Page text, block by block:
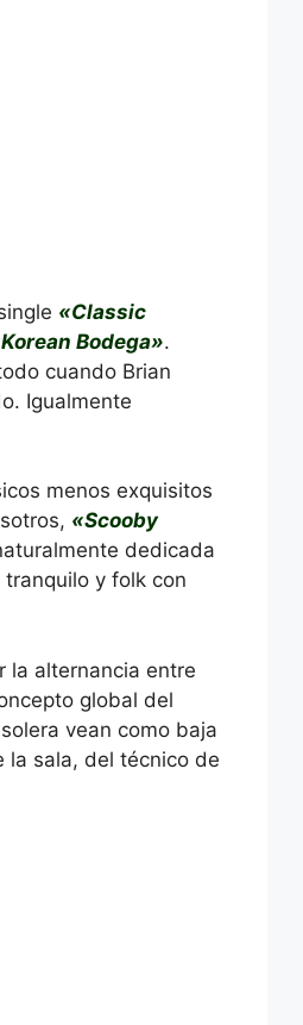
«Classic
Bodega».
cuando Brian
Igualmente
menos exquisitos
«Scooby
dedicada
y folk con
la alternancia entre
global del
vean como baja
la sala, del técnico de